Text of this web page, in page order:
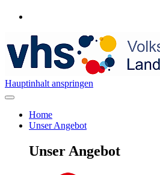
Hauptinhalt anspringen
Home
Unser Angebot
Unser Angebot